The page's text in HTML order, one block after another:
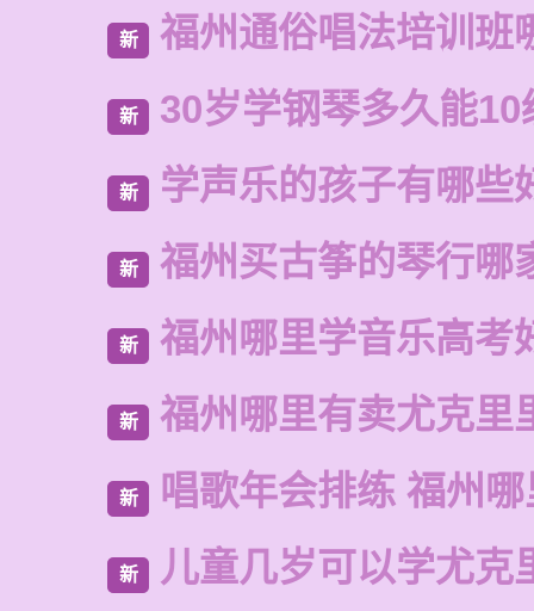
新 福州通俗唱法培训班
新 30岁学钢琴多久能10
新 学声乐的孩子有哪些
新 福州买古筝的琴行哪
新 福州哪里学音乐高考
新 福州哪里有卖尤克里
新 唱歌年会排练 福州
新 儿童几岁可以学尤克